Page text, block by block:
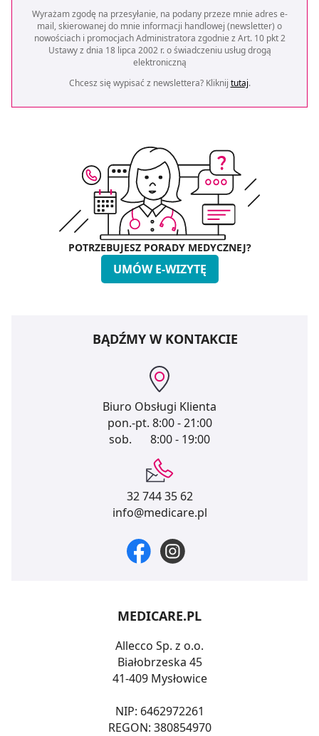
Wyrażam zgodę na przesyłanie, na podany przeze mnie adres e-
mail, skierowanej do mnie informacji handlowej (newsletter) o
nowościach i promocjach Administratora zgodnie z Art. 10 pkt 2
Ustawy z dnia 18 lipca 2002 r. o świadczeniu usług drogą
elektroniczną
Chcesz się wypisać z newslettera? Kliknij tutaj.
POTRZEBUJESZ PORADY MEDYCZNEJ?
UMÓW E-WIZYTĘ
BĄDŹMY W KONTAKCIE
Biuro Obsługi Klienta
pon.-pt. 8:00 - 21:00
sob.
8:00 - 19:00
32 744 35 62
info@medicare.pl
MEDICARE.PL
Allecco Sp. z o.o.
Białobrzeska 45
41-409 Mysłowice
NIP: 6462972261
REGON: 380854970